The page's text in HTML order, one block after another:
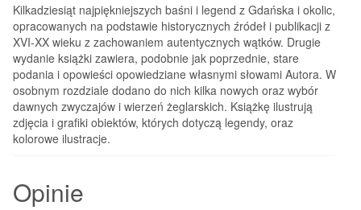
Kilkadziesiąt najpiękniejszych baśni i legend z Gdańska i okolic,
opracowanych na podstawie historycznych źródeł i publikacji z
XVI-XX wieku z zachowaniem autentycznych wątków. Drugie
wydanie książki zawiera, podobnie jak poprzednie, stare
podania i opowieści opowiedziane własnymi słowami Autora. W
osobnym rozdziale dodano do nich kilka nowych oraz wybór
dawnych zwyczajów i wierzeń żeglarskich. Książkę ilustrują
zdjęcia i grafiki obiektów, których dotyczą legendy, oraz
kolorowe ilustracje.
Opinie